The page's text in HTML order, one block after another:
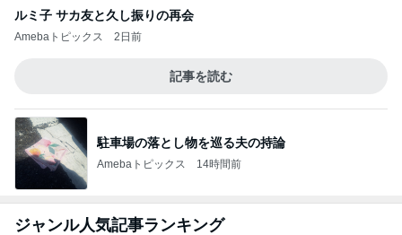
ルミ子 サカ友と久し振りの再会
Amebaトピックス 2日前
記事を読む
駐車場の落とし物を巡る夫の持論
Amebaトピックス 14時間前
ジャンル人気記事ランキング